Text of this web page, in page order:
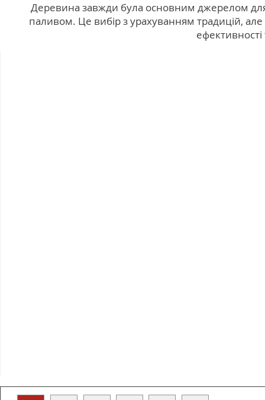
Деревина завжди була основним джерелом
паливом. Це вибір з урахуванням традицій,